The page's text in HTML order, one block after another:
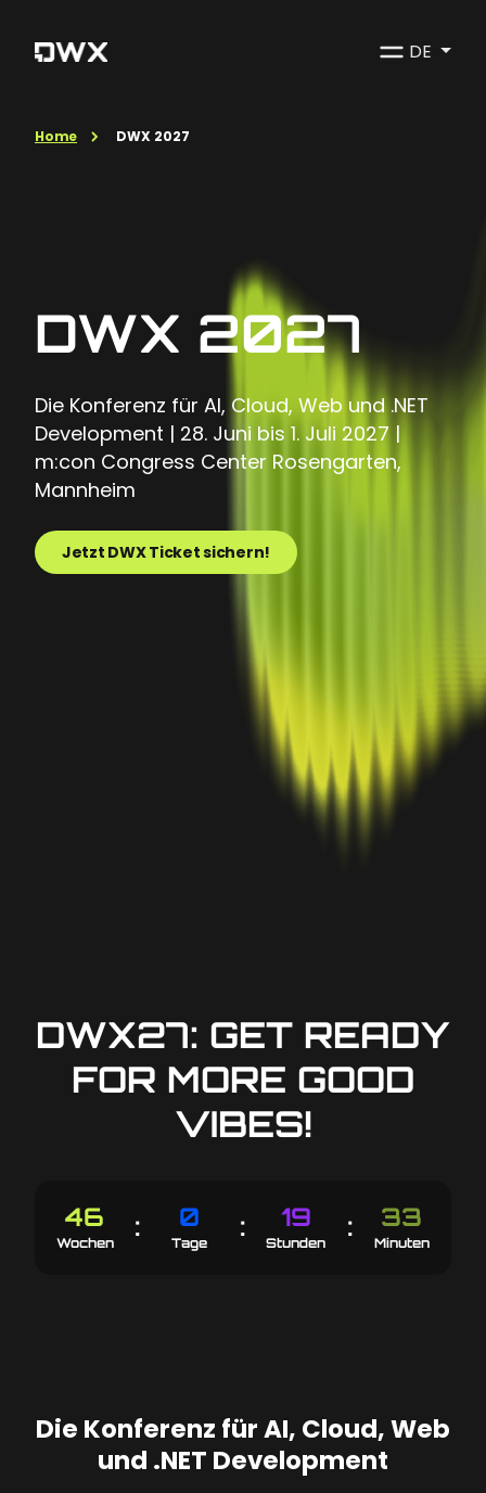
DE
Home DWX 2027
DWX 2027
Die Konferenz für AI, Cloud, Web und .NET
Development | 28. Juni bis 1. Juli 2027 |
m:con Congress Center Rosengarten,
Mannheim
Jetzt DWX Ticket sichern!
DWX27: GET READY
FOR MORE GOOD
VIBES!
46
45
Wochen :
0
6
Tage :
19
18
Stunden :
33
32
Minuten
Die Konferenz für AI, Cloud, Web
und .NET Development